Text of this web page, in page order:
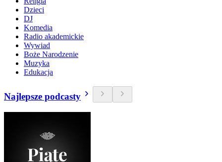
Dzieci
DJ
Komedia
Radio akademickie
Wywiad
Boże Narodzenie
Muzyka
Edukacja
Najlepsze podcasty